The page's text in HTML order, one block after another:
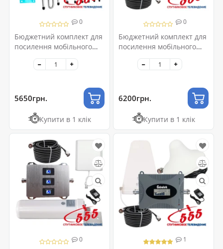
0
Бюджетний комплект для
посилення мобільного
зв'язку 2G-GSM
5650грн.
Купити в 1 клік
0
Бюджетний комплект для
посилення мобільного
зв'язку 2G-GSM/3G-UMTS
6200грн.
Купити в 1 клік
0 1